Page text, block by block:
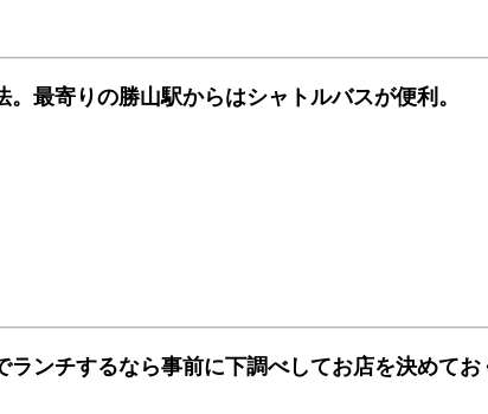
最寄りの勝山駅からはシャトルバスが便利。
ンチするなら事前に下調べしてお店を決めてお